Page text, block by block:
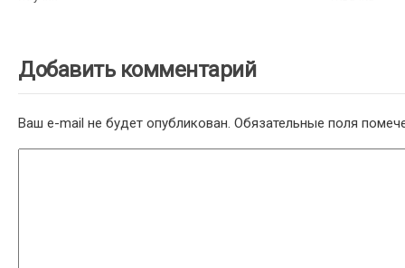
Добавить комментарий
Ваш e-mail не будет опубликован. Обязательные поля